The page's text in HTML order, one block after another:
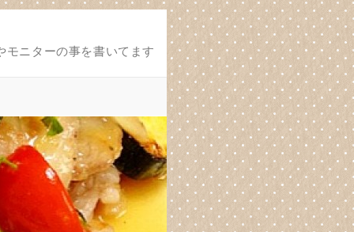
モニターの事を書いてます